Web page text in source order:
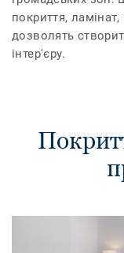
покриття,
дозволять
інтер'єру.